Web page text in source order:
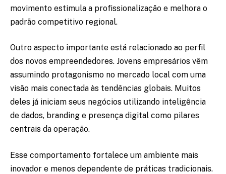
movimento estimula a profissionalização e melhora o
padrão competitivo regional.
Outro aspecto importante está relacionado ao perfil
dos novos empreendedores. Jovens empresários vêm
assumindo protagonismo no mercado local com uma
visão mais conectada às tendências globais. Muitos
deles já iniciam seus negócios utilizando inteligência
de dados, branding e presença digital como pilares
centrais da operação.
Esse comportamento fortalece um ambiente mais
inovador e menos dependente de práticas tradicionais.